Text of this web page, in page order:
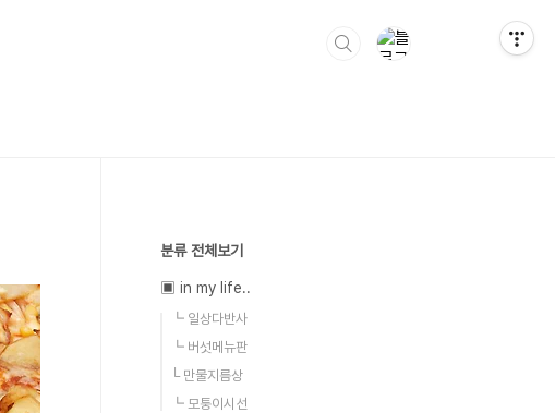
분류 전체보기
▣ in my life..
┗ 일상다반사
┗ 버섯메뉴판
└ 만물지름상
┗ 모퉁이시선